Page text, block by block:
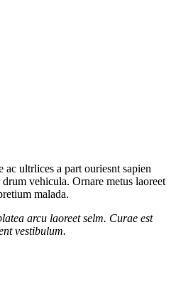
ultrlices a part ouriesnt sapien
drum vehicula. Ornare metus laoreet
malada.
arcu laoreet selm. Curae est
vestibulum.